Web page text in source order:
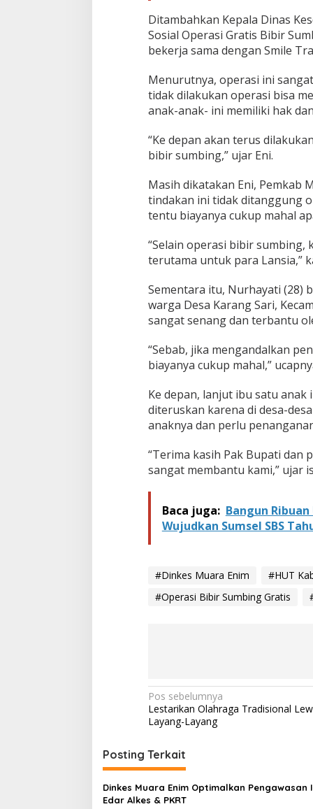
Ditambahkan Kepala Dinas
Sosial Operasi Gratis Bibir
bekerja sama dengan Smile
Menurutnya, operasi ini
tidak dilakukan operasi bisa
anak-anak- ini memiliki hak
“Ke depan akan terus
bibir sumbing,” ujar Eni.
Masih dikatakan Eni, Pemkab
tindakan ini tidak ditanggung
tentu biayanya cukup mahal
“Selain operasi bibir
terutama untuk para Lansia,”
Sementara itu, Nurhayati (28)
warga Desa Karang Sari,
sangat senang dan terbantu
“Sebab, jika mengandalkan
biayanya cukup mahal,”
Ke depan, lanjut ibu satu
diteruskan karena di desa-
anaknya dan perlu
“Terima kasih Pak Bupati dan
sangat membantu kami,” ujar
Baca juga: Bangun
Wujudkan Sumsel SBS
#Dinkes Muara Enim #HUT
#Operasi Bibir Sumbing Gratis
N
a
i
g
a
Pos sebelumnya
Lestarikan Olahraga Tradisional
Layang-Layang
Posting Terkait
Dinkes Muara Enim Optimalkan Pengawasan
Edar Alkes & PKRT